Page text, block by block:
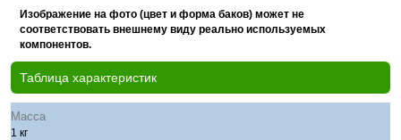
Изображение на фото (цвет и форма баков) может не
соответствовать внешнему виду реально используемых
компонентов.
Таблица характеристик
Масса
1 кг